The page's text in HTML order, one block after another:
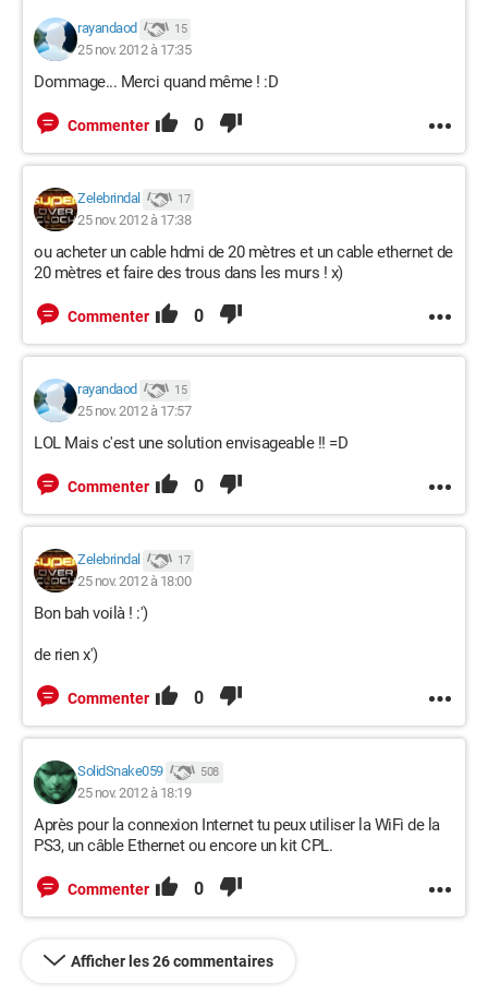
rayandaod 15
25 nov. 2012 à 17:35
Dommage... Merci quand même ! :D
Commenter 0
Zelebrindal 17
25 nov. 2012 à 17:38
ou acheter un cable hdmi de 20 mètres et un cable ethernet de
20 mètres et faire des trous dans les murs ! x)
Commenter 0
rayandaod 15
25 nov. 2012 à 17:57
LOL Mais c'est une solution envisageable !! =D
Commenter 0
Zelebrindal 17
25 nov. 2012 à 18:00
Bon bah voilà ! :')
de rien x')
Commenter 0
SolidSnake059 508
25 nov. 2012 à 18:19
Après pour la connexion Internet tu peux utiliser la WiFi de la
PS3, un câble Ethernet ou encore un kit CPL.
Commenter 0
Afficher les 26 commentaires